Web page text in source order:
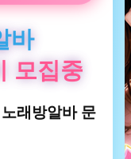
바
모집중
래방알바 문